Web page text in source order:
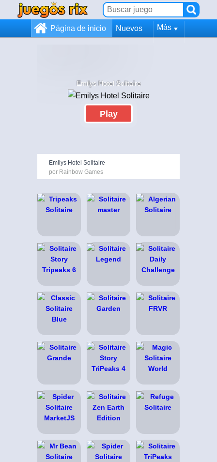
Página de inicio Nuevos Más
Emilys Hotel Solitaire
Play
Emilys Hotel Solitaire
por Rainbow Games